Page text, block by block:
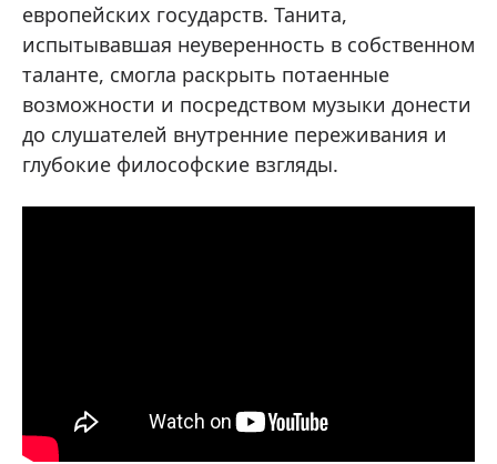
европейских государств. Танита,
испытывавшая неуверенность в собственном
таланте, смогла раскрыть потаенные
возможности и посредством музыки донести
до слушателей внутренние переживания и
глубокие философские взгляды.